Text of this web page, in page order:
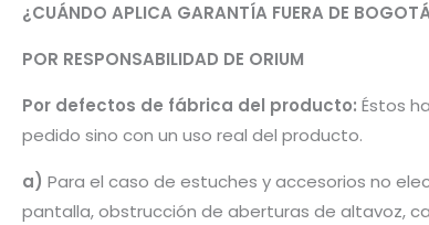
¿CUÁNDO APLICA GARANTÍA FUERA DE
POR RESPONSABILIDAD DE ORIUM
Por defectos de fábrica del producto: Éstos
pedido sino con un uso real del producto.
a) Para el caso de estuches y accesorios no
pantalla, obstrucción de aberturas de altavoz,